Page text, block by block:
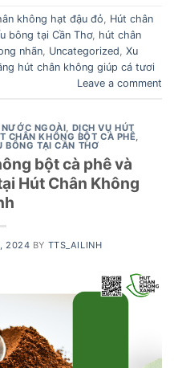
không hạt đậu đỏ, Hút chân
bông tại Cần Thơ, hút chân
nhãn, Uncategorized, Xu
hút chân không giúp cá tươi
Leave a comment
NGOÀI, DỊCH VỤ HÚT
CHÂN KHÔNG BỘT CÀ PHÊ,
BÔNG TẠI CẦN THƠ
bột cà phê và
Hút Chân Không
2024 BY TTS_AILINH